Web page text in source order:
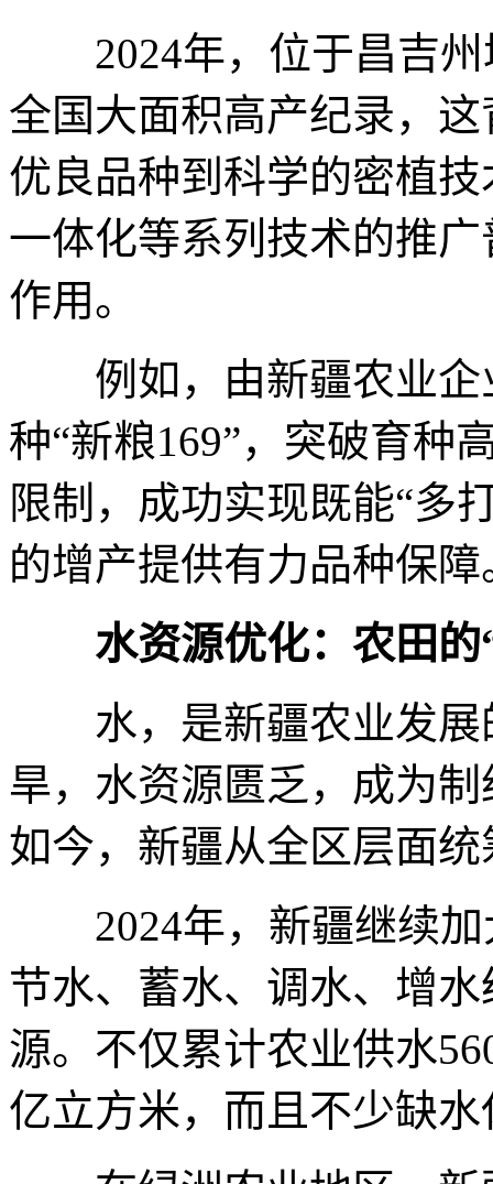
2024年，位于昌吉州
全国大面积高产纪录，
优良品种到科学的密植
一体化等系列技术的推
作用。
例如，由新疆农业企
种“新粮169”，突破育种
限制，成功实现既能“多
的增产提供有力品种保障
水资源优化：农田的
水，是新疆农业发展
旱，水资源匮乏，成为
如今，新疆从全区层面
2024年，新疆继续加
节水、蓄水、调水、增
源。不仅累计农业供水
亿立方米，而且不少缺